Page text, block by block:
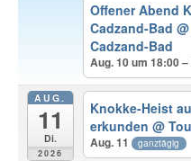
Offener Abend
Cadzand-Bad
Cadzand-Bad
Aug. 10 um 18:00
AUG.
11
Di.
2026
Knokke-Heist
erkunden@
Aug. 11 ganztägig